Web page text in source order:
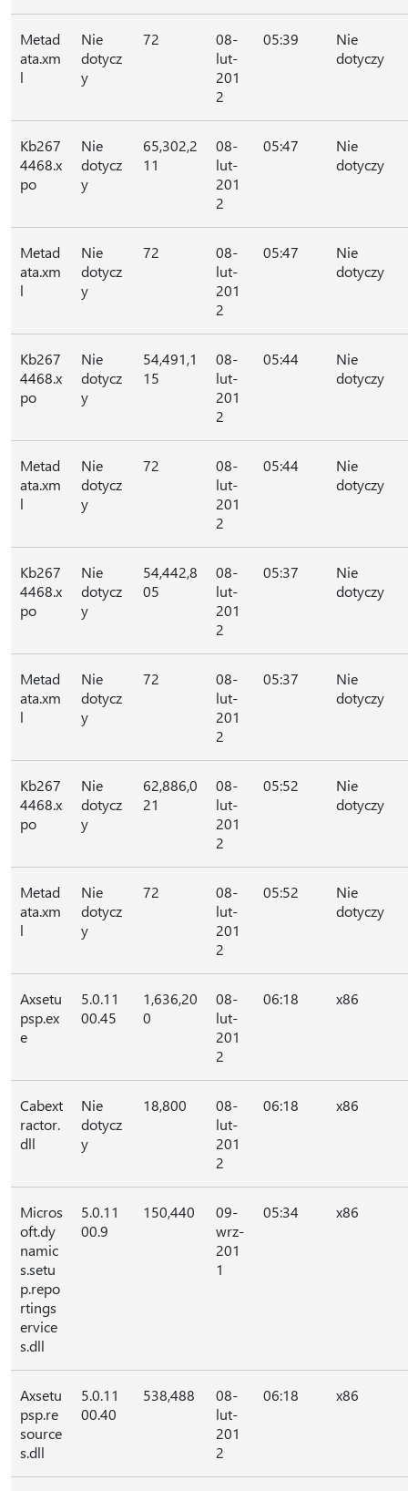
Metad
ata.xm
l
Nie
dotycz
y
72
08-
lut-
201
2
05:39
Nie
dotyczy
Kb267
4468.x
po
Nie
dotycz
y
65,302,2
11
08-
lut-
201
2
05:47
Nie
dotyczy
Metad
ata.xm
l
Nie
dotycz
y
72
08-
lut-
201
2
05:47
Nie
dotyczy
Kb267
4468.x
po
Nie
dotycz
y
54,491,1
15
08-
lut-
201
2
05:44
Nie
dotyczy
Metad
ata.xm
l
Nie
dotycz
y
72
08-
lut-
201
2
05:44
Nie
dotyczy
Kb267
4468.x
po
Nie
dotycz
y
54,442,8
05
08-
lut-
201
2
05:37
Nie
dotyczy
Metad
ata.xm
l
Nie
dotycz
y
72
08-
lut-
201
2
05:37
Nie
dotyczy
Kb267
4468.x
po
Nie
dotycz
y
62,886,0
21
08-
lut-
201
2
05:52
Nie
dotyczy
Metad
ata.xm
l
Nie
dotycz
y
72
08-
lut-
201
2
05:52
Nie
dotyczy
Axsetu
psp.ex
e
5.0.11
00.45
1,636,20
0
08-
lut-
201
2
06:18 x86
Cabext
ractor.
dll
Nie
dotycz
y
18,800
08-
lut-
201
2
06:18 x86
Micros
oft.dy
namic
s.setu
p.repo
rtings
ervice
s.dll
5.0.11
00.9
150,440
09-
wrz-
201
1
05:34 x86
Axsetu
psp.re
source
s.dll
5.0.11
00.40
538,488
08-
lut-
201
2
06:18 x86